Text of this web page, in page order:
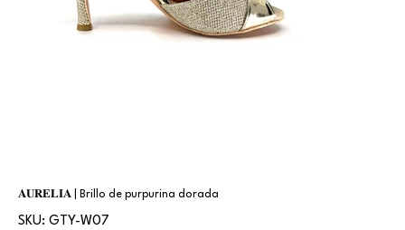
𝐀𝐔𝐑𝐄𝐋𝐈𝐀 | Brillo de purpurina dorada
SKU:
SKU
GTY-
GTY-W07